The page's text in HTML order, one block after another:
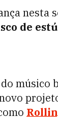
nesta
de
músico